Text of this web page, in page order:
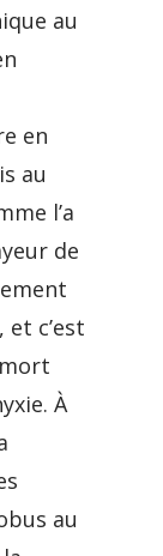
au
en
au
l’a
de
c’est
À
au